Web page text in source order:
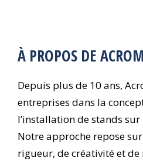
À PROPOS DE
Depuis plus de 10 ans,
entreprises dans la
l’installation de stands sur
Notre approche repose
rigueur, de créativité et